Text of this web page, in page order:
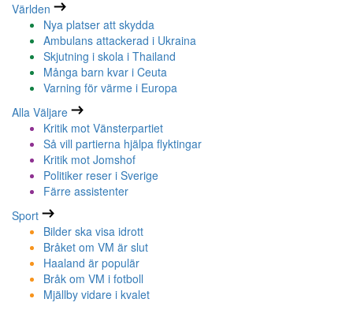
Världen
Nya platser att skydda
Ambulans attackerad i Ukraina
Skjutning i skola i Thailand
Många barn kvar i Ceuta
Varning för värme i Europa
Alla Väljare
Kritik mot Vänsterpartiet
Så vill partierna hjälpa flyktingar
Kritik mot Jomshof
Politiker reser i Sverige
Färre assistenter
Sport
Bilder ska visa idrott
Bråket om VM är slut
Haaland är populär
Bråk om VM i fotboll
Mjällby vidare i kvalet